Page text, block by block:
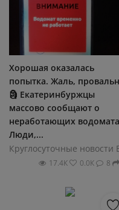
Хорошая оказалась
попытка. Жаль,
🗿 Екатеринбуржцы
массово сообщают о
неработающих
Люди,...
Круглосуточные новости
17.4К 0.0К 8